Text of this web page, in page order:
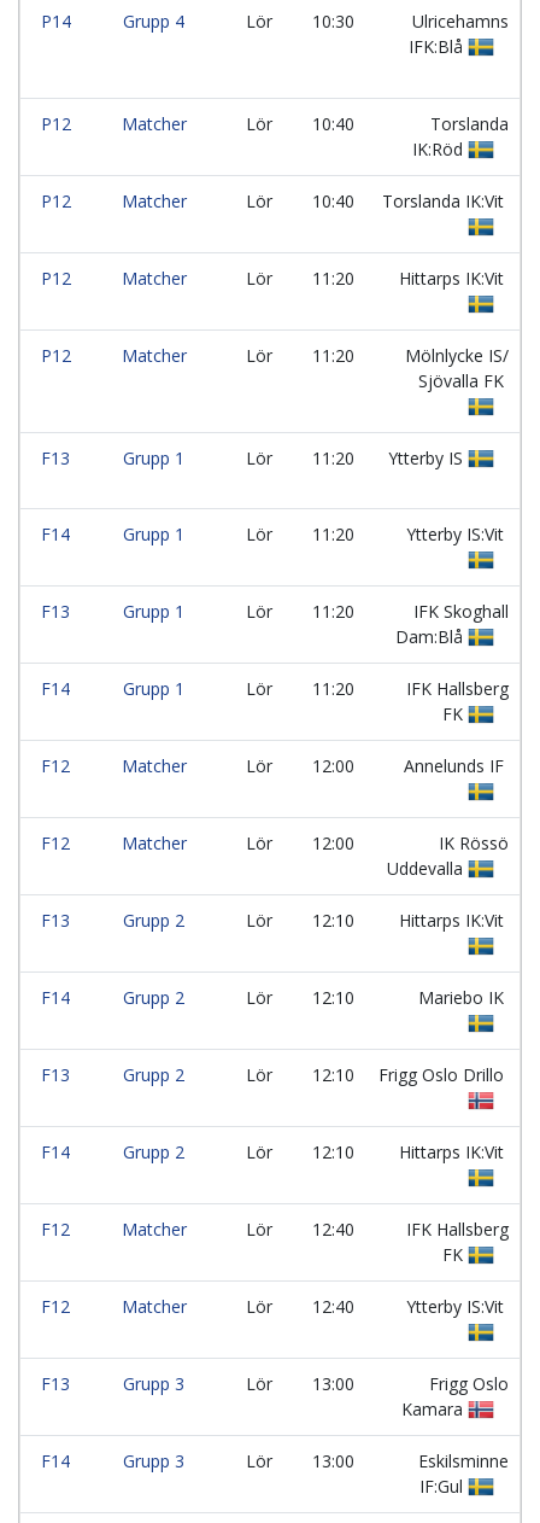
P14 Grupp 4 Lör 10:30
Ulricehamns
IFK:Blå
P12 Matcher Lör 10:40
Torslanda
IK:Röd
P12 Matcher Lör 10:40 Torslanda IK:Vit
P12 Matcher Lör 11:20 Hittarps IK:Vit
P12 Matcher Lör 11:20
Mölnlycke IS/
Sjövalla FK
F13 Grupp 1 Lör 11:20 Ytterby IS
F14 Grupp 1 Lör 11:20 Ytterby IS:Vit
F13 Grupp 1 Lör 11:20
IFK Skoghall
Dam:Blå
F14 Grupp 1 Lör 11:20
IFK Hallsberg
FK
F12 Matcher Lör 12:00 Annelunds IF
F12 Matcher Lör 12:00
IK Rössö
Uddevalla
F13 Grupp 2 Lör 12:10 Hittarps IK:Vit
F14 Grupp 2 Lör 12:10 Mariebo IK
F13 Grupp 2 Lör 12:10 Frigg Oslo Drillo
F14 Grupp 2 Lör 12:10 Hittarps IK:Vit
F12 Matcher Lör 12:40
IFK Hallsberg
FK
F12 Matcher Lör 12:40 Ytterby IS:Vit
F13 Grupp 3 Lör 13:00
Frigg Oslo
Kamara
F14 Grupp 3 Lör 13:00
Eskilsminne
IF:Gul